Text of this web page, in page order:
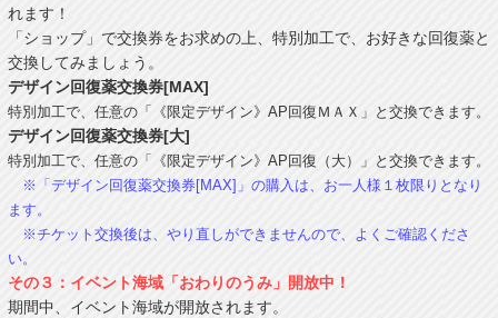
れます！
「ショップ」で交換券をお求めの上、特別加工で、お好きな回復薬と
交換してみましょう。
デザイン回復薬交換券[MAX]
特別加工で、任意の「《限定デザイン》AP回復ＭＡＸ」と交換できます。
デザイン回復薬交換券[大]
特別加工で、任意の「《限定デザイン》AP回復（大）」と交換できます。
※「デザイン回復薬交換券[MAX]」の購入は、お一人様１枚限りとなり
ます。
※チケット交換後は、やり直しができませんので、よくご確認くださ
い。
その３：イベント海域「おわりのうみ」開放中！
期間中、イベント海域が開放されます。